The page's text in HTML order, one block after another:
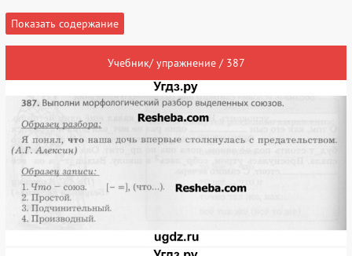
Показать содержание
Учебник/ упражнение / 387